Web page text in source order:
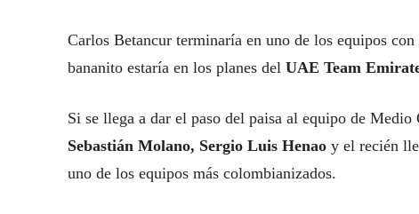
Carlos Betancur terminaría en uno de los equipos
bananito estaría en los planes del UAE Team
Si se llega a dar el paso del paisa al equipo de
Sebastián Molano, Sergio Luis Henao y el recién
uno de los equipos más colombianizados.